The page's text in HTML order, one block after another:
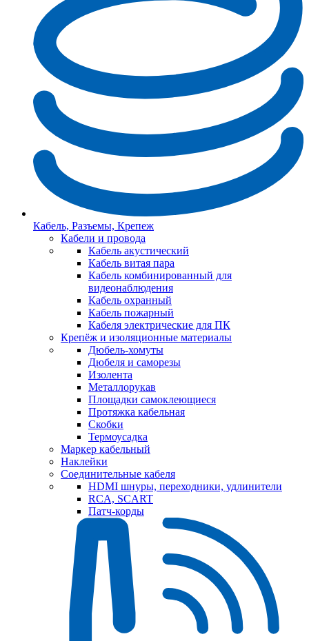
Кабель, Разъемы, Крепеж
Кабели и провода
Кабель акустический
Кабель витая пара
Кабель комбинированный для
видеонаблюдения
Кабель охранный
Кабель пожарный
Кабеля электрические для ПК
Крепёж и изоляционные материалы
Дюбель-хомуты
Дюбеля и саморезы
Изолента
Металлорукав
Площадки самоклеющиеся
Протяжка кабельная
Скобки
Термоусадка
Маркер кабельный
Наклейки
Соединительные кабеля
HDMI шнуры, переходники, удлинители
RCA, SCART
Патч-корды